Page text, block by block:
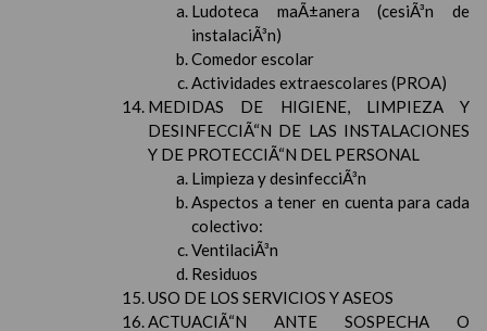
Ludoteca maÃ±anera (cesiÃ³n de
instalaciÃ³n)
Comedor escolar
Actividades extraescolares (PROA)
MEDIDAS DE HIGIENE, LIMPIEZA Y
DESINFECCIÃ“N DE LAS INSTALACIONES
Y DE PROTECCIÃ“N DEL PERSONAL
Limpieza y desinfecciÃ³n
Aspectos a tener en cuenta para cada
colectivo:
VentilaciÃ³n
Residuos
USO DE LOS SERVICIOS Y ASEOS
ACTUACIÃ“N ANTE SOSPECHA O